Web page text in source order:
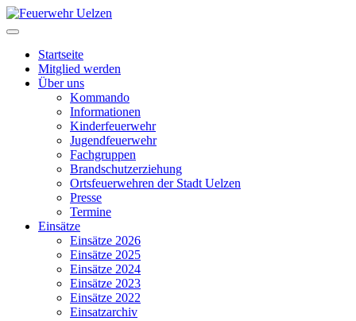
Startseite
Mitglied werden
Über uns
Kommando
Informationen
Kinderfeuerwehr
Jugendfeuerwehr
Fachgruppen
Brandschutzerziehung
Ortsfeuerwehren der Stadt Uelzen
Presse
Termine
Einsätze
Einsätze 2026
Einsätze 2025
Einsätze 2024
Einsätze 2023
Einsätze 2022
Einsatzarchiv